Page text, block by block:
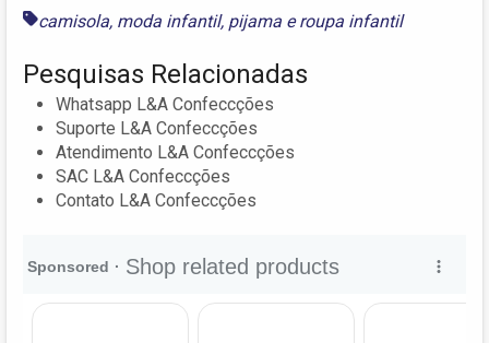
camisola, moda infantil, pijama eroupa infantil
Pesquisas Relacionadas
Whatsapp L&A Confeccções
Suporte L&A Confeccções
Atendimento L&A Confeccções
SAC L&A Confeccções
Contato L&A Confeccções